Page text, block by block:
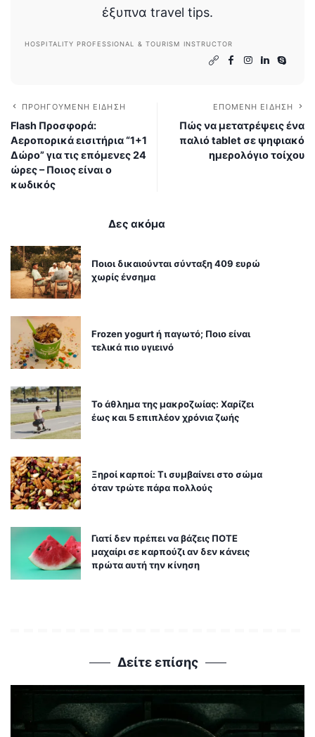
έξυπνα travel tips.
HOSPITALITY PROFESSIONAL & TOURISM INSTRUCTOR
ΠΡΟΗΓΟΎΜΕΝΗ ΕΊΔΗΣΗ
Flash Προσφορά:
Αεροπορικά εισιτήρια “1+1
Δώρο” για τις επόμενες 24
ώρες – Ποιος είναι ο
κωδικός
ΕΠΌΜΕΝΗ ΕΊΔΗΣΗ
Πώς να μετατρέψεις ένα
παλιό tablet σε ψηφιακό
ημερολόγιο τοίχου
Δες ακόμα
Ποιοι δικαιούνται σύνταξη 409 ευρώ
χωρίς ένσημα
Frozen yogurt ή παγωτό; Ποιο είναι
τελικά πιο υγιεινό
Το άθλημα της μακροζωίας: Χαρίζει
έως και 5 επιπλέον χρόνια ζωής
Ξηροί καρποί: Τι συμβαίνει στο σώμα
όταν τρώτε πάρα πολλούς
Γιατί δεν πρέπει να βάζεις ΠΟΤΕ
μαχαίρι σε καρπούζι αν δεν κάνεις
πρώτα αυτή την κίνηση
Δείτε επίσης